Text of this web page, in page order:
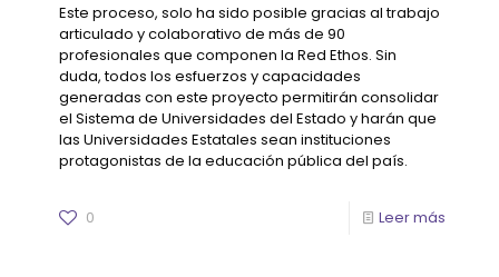
Este proceso, solo ha sido posible gracias al trabajo
articulado y colaborativo de más de 90
profesionales que componen la Red Ethos. Sin
duda, todos los esfuerzos y capacidades
generadas con este proyecto permitirán consolidar
el Sistema de Universidades del Estado y harán que
las Universidades Estatales sean instituciones
protagonistas de la educación pública del país.
0 Leer más